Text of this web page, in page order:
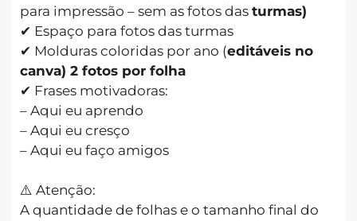
para impressão – sem as fotos das turmas)
✔ Espaço para fotos das turmas
✔ Molduras coloridas por ano (editáveis no
canva) 2 fotos por folha
✔ Frases motivadoras:
– Aqui eu aprendo
– Aqui eu cresço
– Aqui eu faço amigos
⚠️ Atenção:
A quantidade de folhas e o tamanho final do